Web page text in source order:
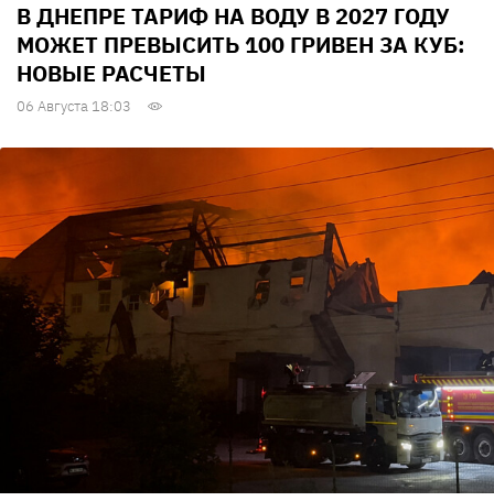
В ДНЕПРЕ ТАРИФ НА ВОДУ В 2027 ГОДУ
МОЖЕТ ПРЕВЫСИТЬ 100 ГРИВЕН ЗА КУБ:
НОВЫЕ РАСЧЕТЫ
06 Августа 18:03